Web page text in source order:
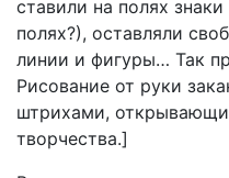
ставили на полях
полях?), оставляли
линии и фигуры… Так
Рисование от руки
штрихами,
творчества.]